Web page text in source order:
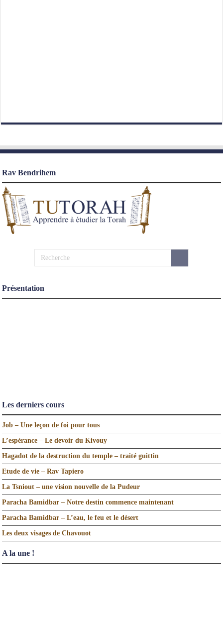
Rav Bendrihem
Présentation
Les derniers cours
Job – Une leçon de foi pour tous
L’espérance – Le devoir du Kivouy
Hagadot de la destruction du temple – traité guittin
Etude de vie – Rav Tapiero
La Tsniout – une vision nouvelle de la Pudeur
Paracha Bamidbar – Notre destin commence maintenant
Paracha Bamidbar – L’eau, le feu et le désert
Les deux visages de Chavouot
A la une !